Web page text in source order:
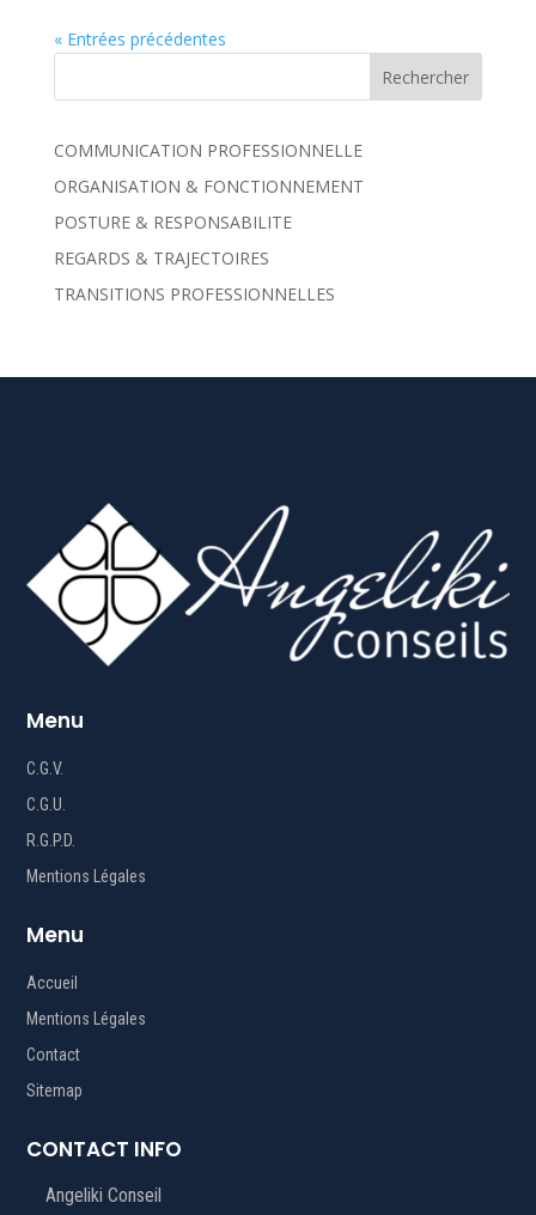
« Entrées précédentes
COMMUNICATION PROFESSIONNELLE
ORGANISATION & FONCTIONNEMENT
POSTURE & RESPONSABILITE
REGARDS & TRAJECTOIRES
TRANSITIONS PROFESSIONNELLES
Menu
C.G.V.
C.G.U.
R.G.P.D.
Mentions Légales
Menu
Accueil
Mentions Légales
Contact
Sitemap
CONTACT INFO
Angeliki Conseil